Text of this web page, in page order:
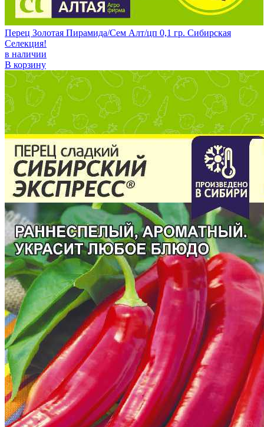
Перец Золотая Пирамида/Сем Алт/цп 0,1 гр. Сибирская
Селекция!
в наличии
В корзину